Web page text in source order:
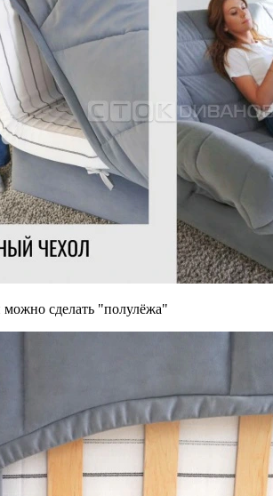
сделать "полулёжа"